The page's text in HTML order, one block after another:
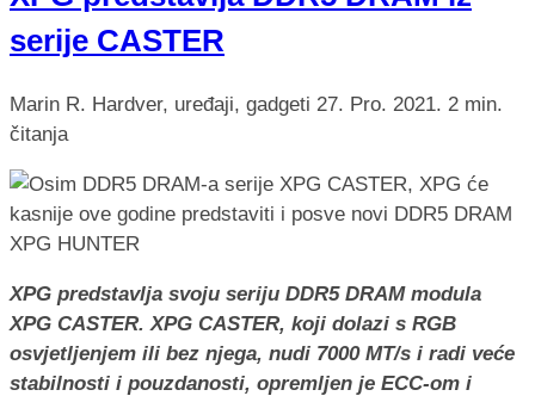
serije CASTER
Marin R. Hardver, uređaji, gadgeti 27. Pro. 2021. 2 min.
čitanja
XPG predstavlja svoju seriju DDR5 DRAM modula
XPG CASTER. XPG CASTER, koji dolazi s RGB
osvjetljenjem ili bez njega, nudi 7000 MT/s i radi veće
stabilnosti i pouzdanosti, opremljen je ECC-om i